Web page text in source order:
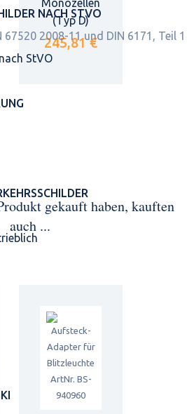
NACH STVO
2008-11 und DIN 6171, Teil 1
StVO
(Typ D)
245,81 €
gekauft haben, kauften
auch ...